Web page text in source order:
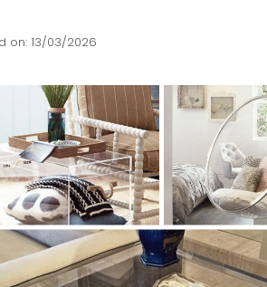
on: 13/03/2026